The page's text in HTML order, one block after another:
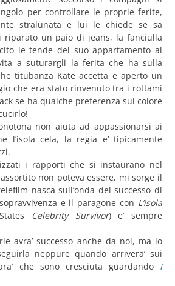
per controllare le proprie ferite,
stralunata e lui le chiede se sa
riparato un paio di jeans, la fanciulla
le tende del suo appartamento al
a suturargli la ferita che ha sulla
titubanza Kate accetta e aperto un
che era stato rinvenuto tra i rottami
se ha qualche preferenza sul colore
non aiuta ad appassionarsi ai
l’isola cela, la regia e’ tipicamente
i rapporti che si instaurano nel
non poteva essere, mi sorge il
nasca sull’onda del successo di
e il paragone con L’isola
Celebrity Survivor) e’ sempre
avra’ successo anche da noi, ma io
neppure quando arrivera’ sui
che sono cresciuta guardando I